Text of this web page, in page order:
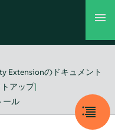
Extensionのドキュメント
アップ|
ール